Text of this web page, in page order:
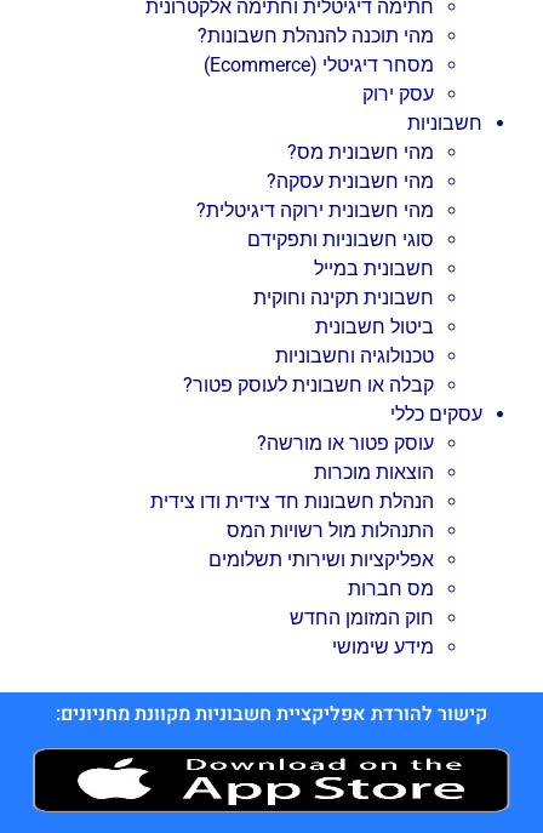
חתימה דיגיטלית וחתימה אלקטרונית
מהי תוכנה להנהלת חשבונות?
מסחר דיגיטלי (Ecommerce)
עסק ירוק
חשבוניות
מהי חשבונית מס?
מהי חשבונית עסקה?
מהי חשבונית ירוקה דיגיטלית?
סוגי חשבוניות ותפקידם
חשבונית במייל
חשבונית תקינה וחוקית
ביטול חשבונית
טכנולוגיה וחשבוניות
קבלה או חשבונית לעוסק פטור?
עסקים כללי
עוסק פטור או מורשה?
הוצאות מוכרות
הנהלת חשבונות חד צידית ודו צידית
התנהלות מול רשויות המס
אפליקציות ושירותי תשלומים
מס חברות
חוק המזומן החדש
מידע שימושי
קישור להורדת אפליקציית חשבוניות מקוונת מחניונים: